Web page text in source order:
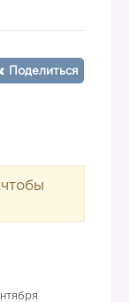
Поделиться